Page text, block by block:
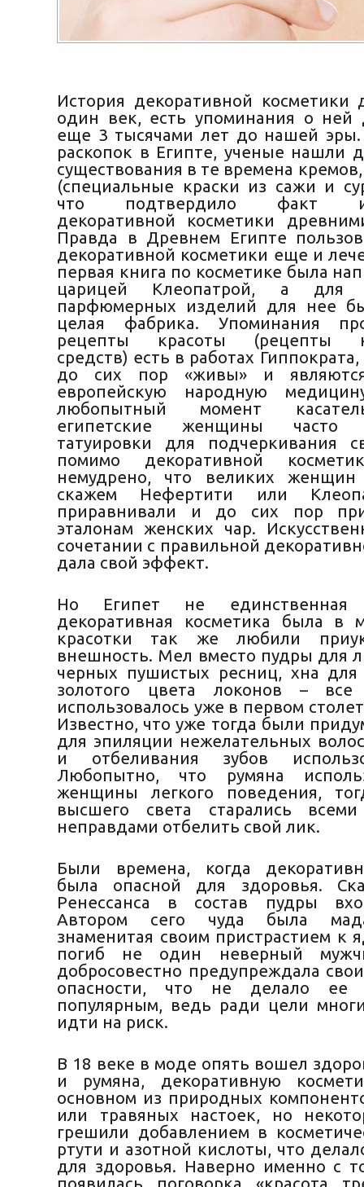
История декоративной косметики
один век, есть упоминания о ней
еще 3 тысячами лет до нашей эры.
раскопок в Египте, ученые нашли
существования в те времена
(специальные краски из сажи и
что подтвердило факт
декоративной косметики
Правда в Древнем Египте
декоративной косметики еще и
первая книга по косметике была
царицей Клеопатрой, а для
парфюмерных изделий для нее
целая фабрика. Упоминания
рецепты красоты (рецепты
средств) есть в работах
до сих пор «живы» и
европейскую народную
любопытный момент
египетские женщины часто
татуировки для подчеркивания
помимо декоративной
немудрено, что великих женщин
скажем Нефертити или
приравнивали и до сих пор
эталонам женских чар.
сочетании с правильной
дала свой эффект.
Но Египет не единственная
декоративная косметика была в
красотки так же любили
внешность. Мел вместо пудры для
черных пушистых ресниц, хна для
золотого цвета локонов – все
использовалось уже в первом
Известно, что уже тогда были
для эпиляции нежелательных
и отбеливания зубов
Любопытно, что румяна
женщины легкого поведения,
высшего света старались
неправдами отбелить свой лик.
Были времена, когда
была опасной для здоровья.
Ренессанса в состав пудры
Автором сего чуда была
знаменитая своим пристрастием к
погиб не один неверный
добросовестно предупреждала
опасности, что не делало ее
популярным, ведь ради цели
идти на риск.
В 18 веке в моде опять вошел
и румяна, декоративную
основном из природных
или травяных настоек, но
грешили добавлением в
ртути и азотной кислоты, что
для здоровья. Наверно именно с